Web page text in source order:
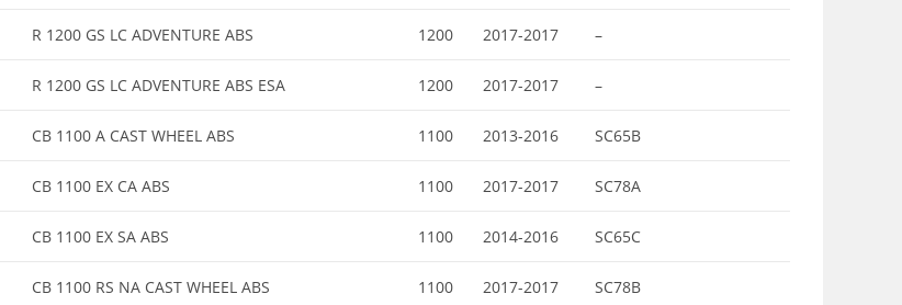
R 1200 GS LC ADVENTURE ABS 1200 2017-2017 –
R 1200 GS LC ADVENTURE ABS ESA 1200 2017-2017 –
CB 1100 A CAST WHEEL ABS 1100 2013-2016 SC65B
CB 1100 EX CA ABS 1100 2017-2017 SC78A
CB 1100 EX SA ABS 1100 2014-2016 SC65C
CB 1100 RS NA CAST WHEEL ABS 1100 2017-2017 SC78B